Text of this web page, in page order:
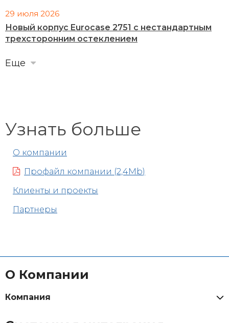
29 июля 2026
Новый корпус Eurocase 2751 с нестандартным
трехсторонним остеклением
Еще
Узнать больше
О компании
Профайл компании (2,4Mb)
Клиенты и проекты
Партнеры
О Компании
Компания